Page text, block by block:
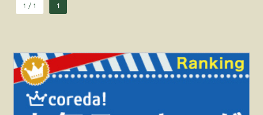
1 / 1 1